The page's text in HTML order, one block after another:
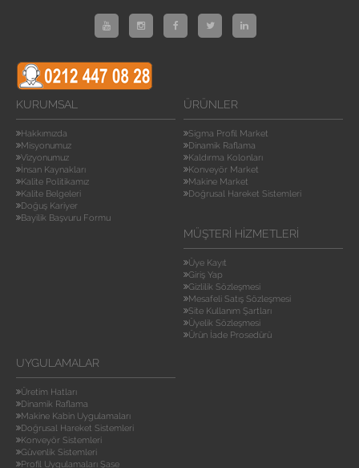
KURUMSAL
Hakkımızda
Misyonumuz
Vizyonumuz
İnsan Kaynakları
Kalite Politikamız
Kalite Belgeleri
Doğuş Kariyer
Bayilik Başvuru Formu
ÜRÜNLER
Sigma Profil Market
Dinamik Raflama
Kaldırma Kolonları
Konveyör Market
Makine Market
Doğrusal Hareket Sistemleri
MÜŞTERI HIZMETLERI
Üye Kayıt
Giriş Yap
Gizlilik Sözleşmesi
Mesafeli Satış Sözleşmesi
Site Kullanım Şartları
Üyelik Sözleşmesi
Ürün İade Prosedürü
UYGULAMALAR
Üretim Hatları
Dinamik Raflama
Makine Kabin Uygulamaları
Doğrusal Hareket Sistemleri
Konveyör Sistemleri
Güvenlik Sistemleri
Profil Uygulamaları Şase